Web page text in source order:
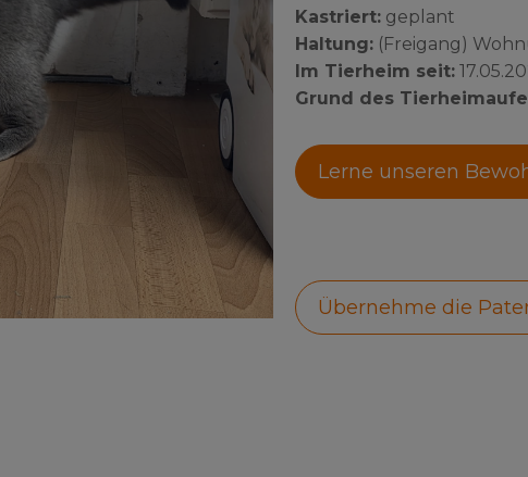
Kastriert: geplant
Haltung: (Freigang)
Im Tierheim seit:
Grund des
Lerne unseren
Übernehme die